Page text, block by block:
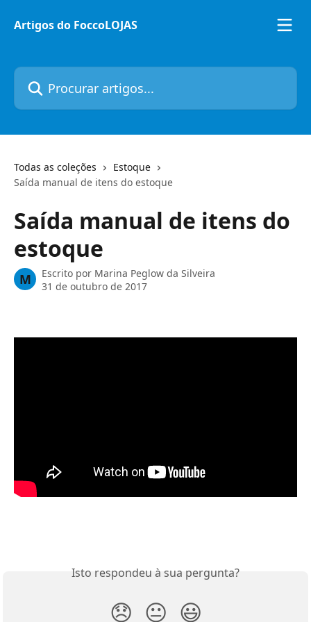
Artigos do FoccoLOJAS
Procurar artigos...
Todas as coleções
Estoque
Saída manual de itens do estoque
Saída manual de itens do
estoque
M Escrito por Marina Peglow da Silveira
31 de outubro de 2017
Isto respondeu à sua pergunta?
😞 😐 😃